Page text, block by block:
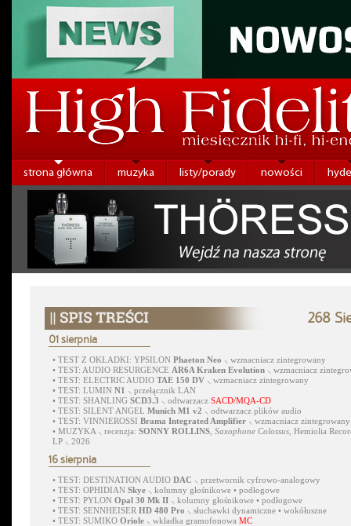
strona główna muzyka listy/porady nowości
268
01 sierpnia
• TEST Z OKŁADKI: YPSILON Phaeton Neo ⸜ wzmacniacz zintegrowany
• TEST: AUDIO RESURGENCE AR6A Kraken Evolution ⸜ wzmacniacz
• TEST: ELECTRIC AUDIO TAE 150 DV ⸜ wzmacniacz zintegrowany
• TEST: LUMIN N1
⸜ przełącznik LAN
• TEST: SHANLING SCD3.3 ⸜ odtwarzacz SACD/MQA-CD
• TEST: SILENT ANGEL Munich M1 v2 ⸜ odtwarzacz plików audio
• TEST: VINNIEROSSI Brama Integrated Amplifier ⸜ wzmacniacz zintegrowany
• MUZYKA ⸜ recenzja: SONNY ROLLINS Saxophone Colossus , Hemiolia
LP ⸜ 2026
16 sierpnia
• TEST: DESTINATION AUDIO DAC ⸜ przetwornik cyfrowo-analogowy
• TEST: OPHIDIAN Skye ⸜ kolumny głośnikowe • podłogowe
• TEST: PYLON Opal 30 Mk II ⸜ kolumny głośnikowe • podłogowe
• TEST: SENNHEISER HD 480 Pro ⸜ słuchawki dynamiczne • wokółuszne
• TEST: SUMIKO Oriole ⸜ wkładka gramofonowa MC